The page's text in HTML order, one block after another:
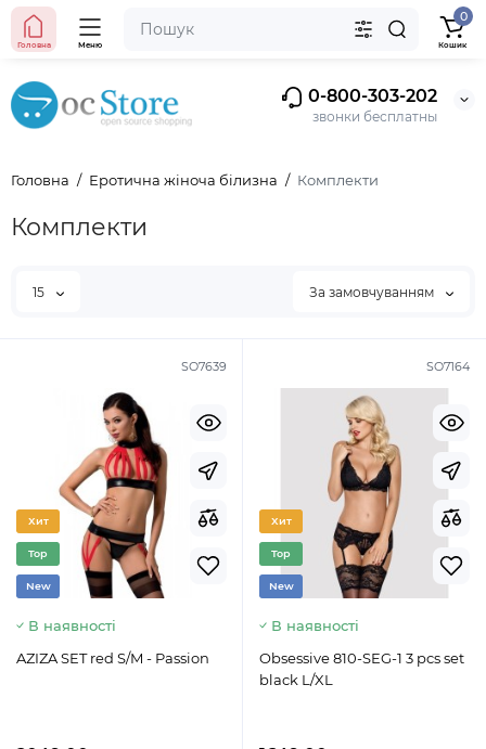
0-800-303-202
звонки бесплатны
Головна Меню
0
Кошик
Головна Еротична жіноча білизна Комплекти
Комплекти
15 За замовчуванням
SO7639
Хит
Top
New
В наявності
AZIZA SET red S/M - Passion
SO7164
Хит
Top
New
В наявності
Obsessive 810-SEG-1 3 pcs set
black L/XL